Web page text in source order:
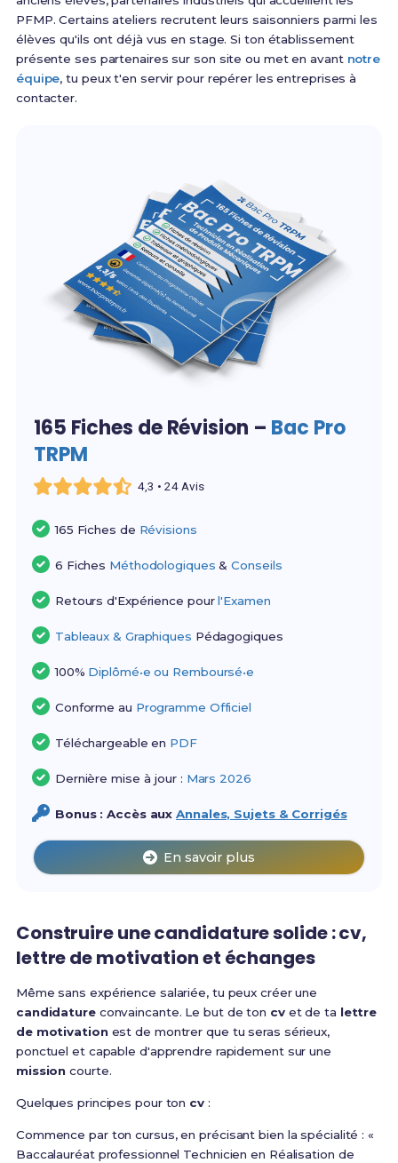
PFMP. Certains ateliers recrutent leurs saisonniers parmi les
élèves qu'ils ont déjà vus en stage. Si ton établissement
présente ses partenaires sur son site ou met en avant notre
équipe, tu peux t'en servir pour repérer les entreprises à
contacter.
165 Fiches de Révision – Bac Pro
TRPM
4,3 • 24 Avis
165 Fiches de Révisions
6 Fiches Méthodologiques &Conseils
Retours d'Expérience pourl'Examen
Tableaux & Graphiques Pédagogiques
100% Diplômé•e ou Remboursé•e
Conforme au Programme Officiel
Téléchargeable en PDF
Dernière mise à jour : Mars 2026
Bonus : Accès auxAnnales, Sujets & Corrigés
En savoir plus
Construire une candidature solide : cv,
lettre de motivation et échanges
Même sans expérience salariée, tu peux créer une
candidatureconvaincante. Le but de ton cvet de ta lettre
de motivationest de montrer que tu seras sérieux,
ponctuel et capable d'apprendre rapidement sur une
mission courte.
Quelques principes pour ton cv:
Commence par ton cursus, en précisant bien la spécialité : «
Baccalauréat professionnel Technicien en Réalisation de